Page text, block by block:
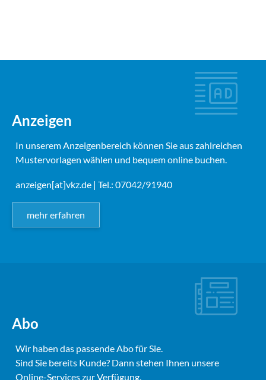
Anzeigen
In unserem Anzeigenbereich können Sie aus zahlreichen
Mustervorlagen wählen und bequem online buchen.
anzeigen[at]vkz.de | Tel.: 07042/91940
mehr erfahren
Abo
Wir haben das passende Abo für Sie.
Sind Sie bereits Kunde? Dann stehen Ihnen unsere
Online-Services zur Verfügung.